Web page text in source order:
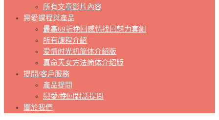
所有文章影片內容
戀愛課程與產品
最高69折挽回感情找回魅力套組
所有課程介紹
爱情时光机简体介紹版
真命天女方法简体介绍版
提問/客戶服務
產品提問
戀愛/挽回對話提問
關於我們